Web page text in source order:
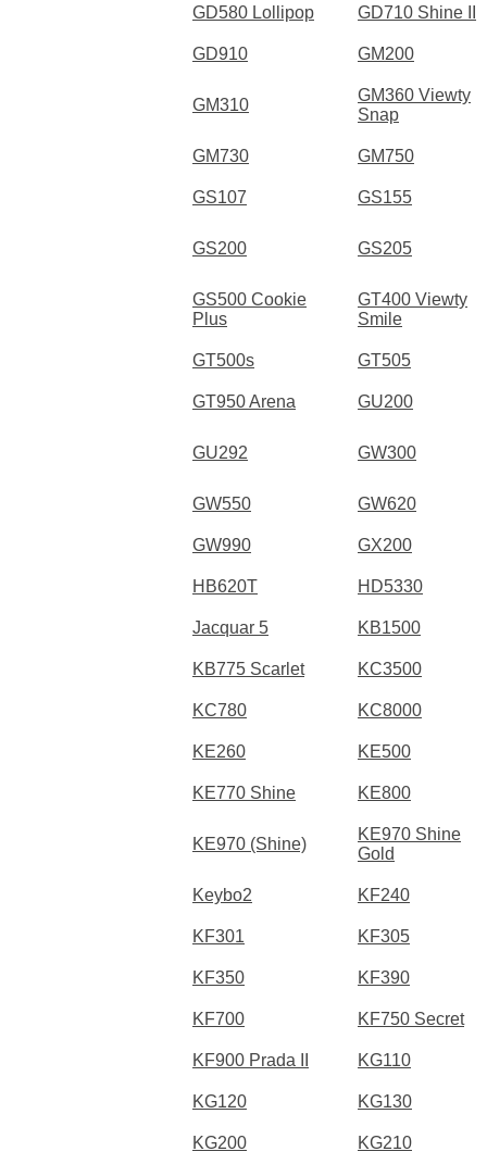
GD580 Lollipop GD710 Shine II
GD910 GM200
GM310
GM360 Viewty
Snap
GM730 GM750
GS107 GS155
GS200 GS205
GS500 Cookie
Plus
GT400 Viewty
Smile
GT500s GT505
GT950 Arena GU200
GU292 GW300
GW550 GW620
GW990 GX200
HB620T HD5330
Jacquar 5 KB1500
KB775 Scarlet KC3500
KC780 KC8000
KE260 KE500
KE770 Shine KE800
KE970 (Shine)
KE970 Shine
Gold
Keybo2 KF240
KF301 KF305
KF350 KF390
KF700 KF750 Secret
KF900 Prada II KG110
KG120 KG130
KG200 KG210